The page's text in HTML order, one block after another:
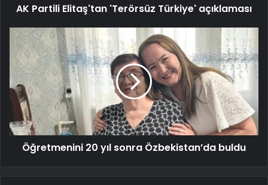
AK Partili Elitaş'tan 'Terörsüz Türkiye' açıklaması
Öğretmenini 20 yıl sonra Özbekistan’da buldu